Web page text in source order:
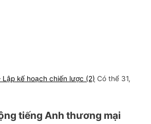
Lập kế hoạch chiến lược (2) Có thể 31,
tiếng Anh thương mại